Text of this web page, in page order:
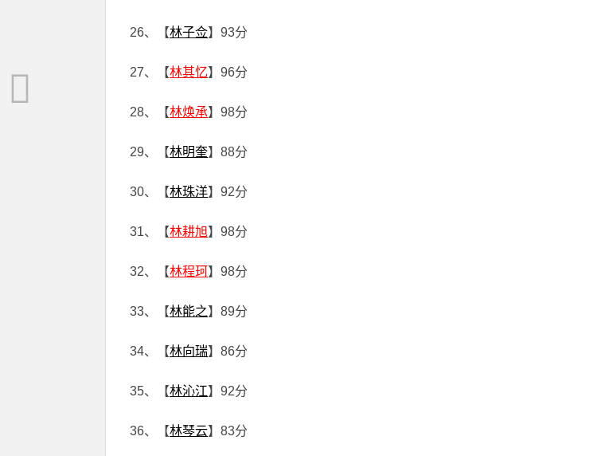
26、【林子佥】93分
27、【林其忆】96分
28、【林焕承】98分
29、【林明奎】88分
30、【林珠洋】92分
31、【林耕旭】98分
32、【林程珂】98分
33、【林能之】89分
34、【林向瑞】86分
35、【林沁江】92分
36、【林琴云】83分